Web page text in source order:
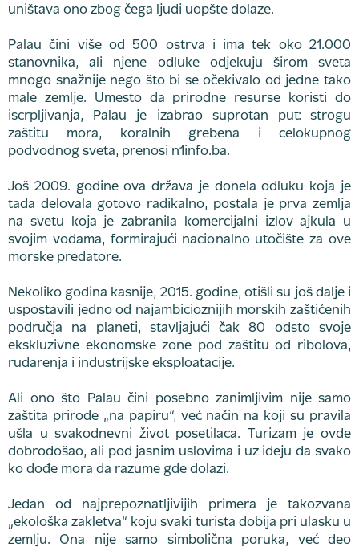
uništava ono zbog čega ljudi uopšte dolaze.
Palau čini više od 500 ostrva i ima tek oko 21.000
stanovnika, ali njene odluke odjekuju širom sveta
mnogo snažnije nego što bi se očekivalo od jedne tako
male zemlje. Umesto da prirodne resurse koristi do
iscrpljivanja, Palau je izabrao suprotan put: strogu
zaštitu mora, koralnih grebena i celokupnog
podvodnog sveta, prenosi n1info.ba.
Još 2009. godine ova država je donela odluku koja je
tada delovala gotovo radikalno, postala je prva zemlja
na svetu koja je zabranila komercijalni izlov ajkula u
svojim vodama, formirajući nacionalno utočište za ove
morske predatore.
Nekoliko godina kasnije, 2015. godine, otišli su još dalje i
uspostavili jedno od najambicioznijih morskih zaštićenih
područja na planeti, stavljajući čak 80 odsto svoje
ekskluzivne ekonomske zone pod zaštitu od ribolova,
rudarenja i industrijske eksploatacije.
Ali ono što Palau čini posebno zanimljivim nije samo
zaštita prirode „na papiru“, već način na koji su pravila
ušla u svakodnevni život posetilaca. Turizam je ovde
dobrodošao, ali pod jasnim uslovima i uz ideju da svako
ko dođe mora da razume gde dolazi.
Jedan od najprepoznatljivijih primera je takozvana
„ekološka zakletva“ koju svaki turista dobija pri ulasku u
zemlju. Ona nije samo simbolična poruka, već deo